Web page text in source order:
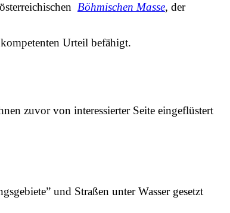
Böhmischen Masse, der
Urteil befähigt.
zuvor von interessierter Seite eingeflüstert
und Straßen unter Wasser gesetzt